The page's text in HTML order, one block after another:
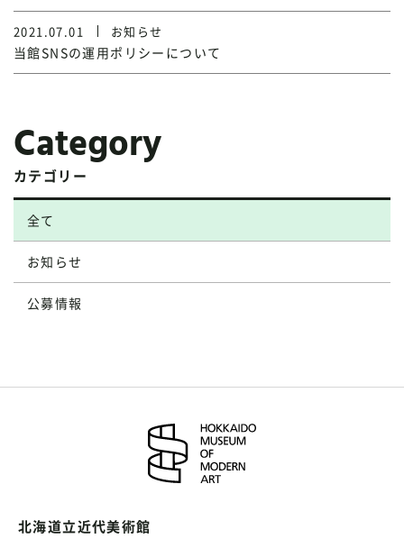
2021.07.01 お知らせ
当館SNSの運用ポリシーについて
Category
カテゴリー
全て
お知らせ
公募情報
北海道立近代美術館